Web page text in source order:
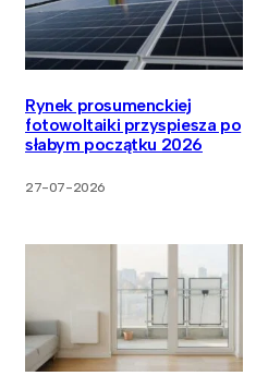
Rynek prosumenckiej
fotowoltaiki przyspiesza po
słabym początku 2026
27-07-2026